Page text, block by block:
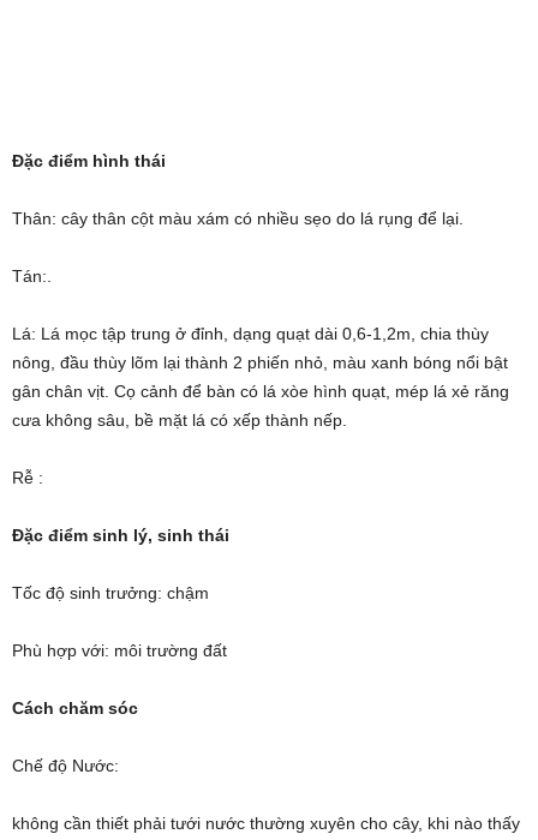
Đặc điểm hình thái
Thân: cây thân cột màu xám có nhiều sẹo do lá rụng để lại.
Tán:.
Lá: Lá mọc tập trung ở đỉnh, dạng quạt dài 0,6-1,2m, chia thùy
nông, đầu thùy lõm lại thành 2 phiến nhỏ, màu xanh bóng nổi bật
gân chân vịt. Cọ cảnh để bàn có lá xòe hình quạt, mép lá xẻ răng
cưa không sâu, bề mặt lá có xếp thành nếp.
Rễ :
Đặc điểm sinh lý, sinh thái
Tốc độ sinh trưởng: chậm
Phù hợp với: môi trường đất
Cách chăm sóc
Chế độ Nước:
không cần thiết phải tưới nước thường xuyên cho cây, khi nào thấy